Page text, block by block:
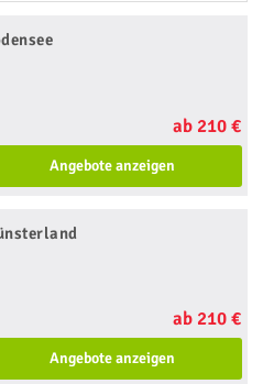
ab 210 €
Angebote anzeigen
ab 210 €
Angebote anzeigen